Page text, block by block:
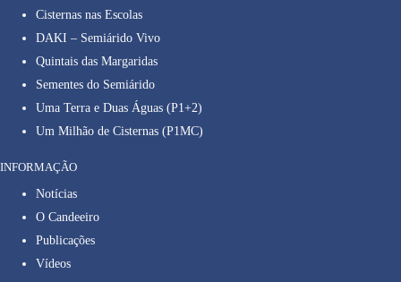
Cisternas nas Escolas
DAKI – Semiárido Vivo
Quintais das Margaridas
Sementes do Semiárido
Uma Terra e Duas Águas (P1+2)
Um Milhão de Cisternas (P1MC)
INFORMAÇÃO
Notícias
O Candeeiro
Publicações
Vídeos